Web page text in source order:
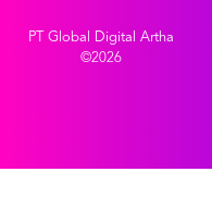
PT Global Digital Artha
©2026